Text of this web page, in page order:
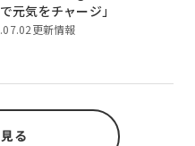
元気をチャージ」
更新情報
る